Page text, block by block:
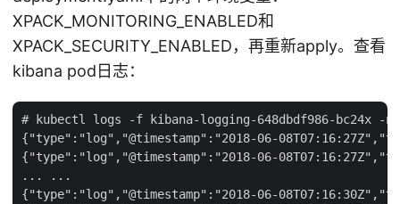
XPACK_MONITORING_ENABLED和
XPACK_SECURITY_ENABLED，再重新apply。查看
kibana pod日志：
# kubectl logs -f kibana-logging-648dbdf986-bc24x -n
{"type":"log","@timestamp":"2018-06-
{"type":"log","@timestamp":"2018-06-
... ...
{"type":"log","@timestamp":"2018-06-